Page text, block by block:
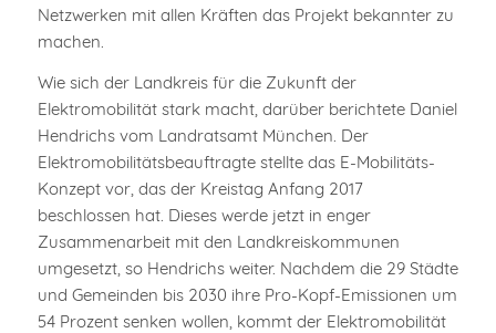
Netzwerken mit allen Kräften das Projekt bekannter zu
machen.
Wie sich der Landkreis für die Zukunft der
Elektromobilität stark macht, darüber berichtete Daniel
Hendrichs vom Landratsamt München. Der
Elektromobilitätsbeauftragte stellte das E-Mobilitäts-
Konzept vor, das der Kreistag Anfang 2017
beschlossen hat. Dieses werde jetzt in enger
Zusammenarbeit mit den Landkreiskommunen
umgesetzt, so Hendrichs weiter. Nachdem die 29 Städte
und Gemeinden bis 2030 ihre Pro-Kopf-Emissionen um
54 Prozent senken wollen, kommt der Elektromobilität